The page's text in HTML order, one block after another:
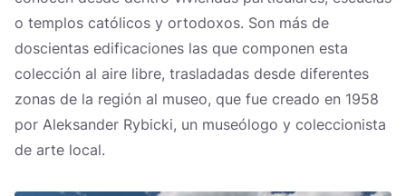
o templos católicos y ortodoxos. Son más de
doscientas edificaciones las que componen esta
colección al aire libre, trasladadas desde diferentes
zonas de la región al museo, que fue creado en 1958
por Aleksander Rybicki, un museólogo y coleccionista
de arte local.